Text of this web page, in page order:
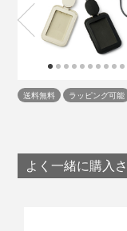
“ワイヤーマン”の
ーリールが肝。今
ただし、カード読
面は、カードを
ん。カードは取り
ウラ面のまんなか
シリーズ最新作の
は、スマートなキ
てきた2人だから
開発者の一人、チ
り、またオフィス
ありました。
いつもの電車、
「前に使っていた
と、シャーシャ
「ひっぱろうと
局、腰をかがめ
「使っていると、
私たちと同じよう
人、多いと思いま
『Orbitkey IDカ
送料無料 ラッピング可能
よく一緒に購入